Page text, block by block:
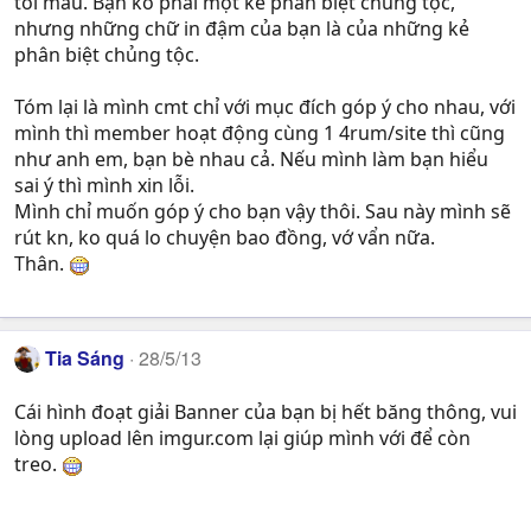
nhưng những chữ in đậm của bạn là của những kẻ
phân biệt chủng tộc.
Tóm lại là mình cmt chỉ với mục đích góp ý cho nhau, với
mình thì member hoạt động cùng 1 4rum/site thì cũng
như anh em, bạn bè nhau cả. Nếu mình làm bạn hiểu
sai ý thì mình xin lỗi.
Mình chỉ muốn góp ý cho bạn vậy thôi. Sau này mình sẽ
rút kn, ko quá lo chuyện bao đồng, vớ vẩn nữa.
Thân.
Tia Sáng 28/5/13
Cái hình đoạt giải Banner của bạn bị hết băng thông, vui
lòng upload lên imgur.com lại giúp mình với để còn
treo.